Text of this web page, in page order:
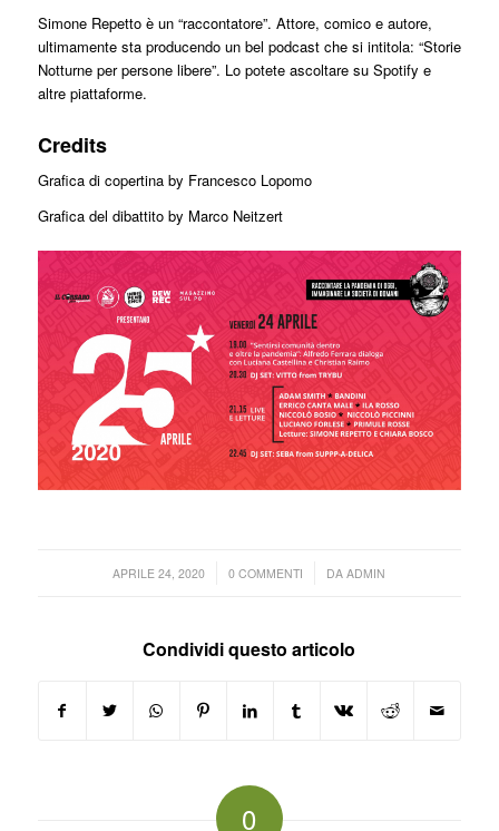
Simone Repetto è un “raccontatore”. Attore, comico e autore,
ultimamente sta producendo un bel podcast che si intitola: “Storie
Notturne per persone libere”. Lo potete ascoltare su Spotify e
altre piattaforme.
Credits
Grafica di copertina by Francesco Lopomo
Grafica del dibattito by Marco Neitzert
APRILE 24, 2020
/ 0 COMMENTI
/ DAADMIN
Condividi questo articolo
0